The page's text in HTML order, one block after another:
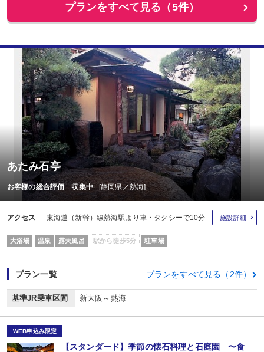
プランをすべて見る（5件）
あたみ石亭
お客様の総合評価 収集中 [静岡県／熱海]
アクセス 東海道（新幹）線熱海駅より車・タクシーで10分 施設詳細
大浴場 温泉 露天風呂 駅から徒歩5分 駐車場
プラン一覧 プランをすべて見る（2件）
基準JR乗車区間 新大阪～熱海
WEB申込み限定
【スタンダード】季節の懐石料理と石庭園 〜食